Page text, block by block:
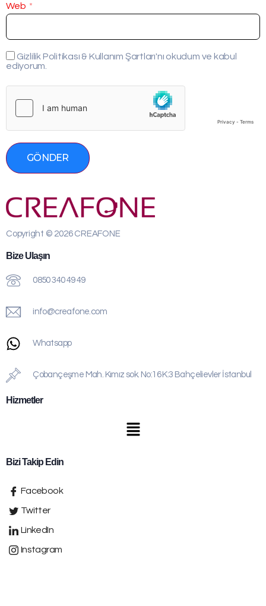
Web
Gizlilik Politikası & Kullanım Şartları'nı okudum ve kabul
ediyorum.
GÖNDER
Copyright © 2026 CREAFONE
Bize Ulaşın
0850 340 49 49
info@creafone.com
Whatsapp
Çobançeşme Mah. Kımız sok. No:16 K:3 Bahçelievler İstanbul
Hizmetler
Bizi Takip Edin
Facebook
Twitter
LinkedIn
Instagram